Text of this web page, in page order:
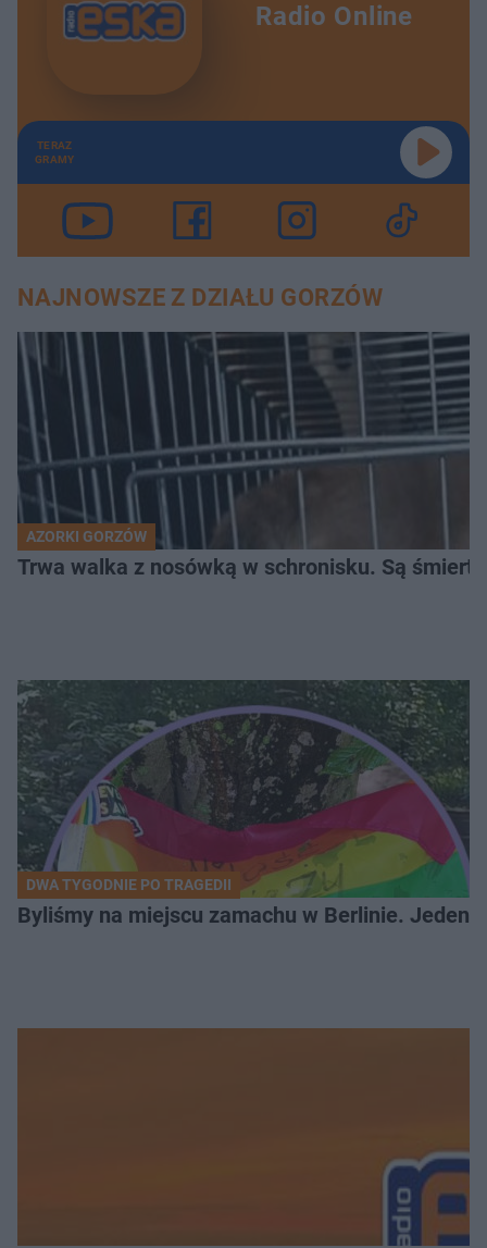
Radio Online
TERAZ
GRAMY
NAJNOWSZE Z DZIAŁU GORZÓW
AZORKI GORZÓW
Trwa walka z nosówką w schronisku. Są
DWA TYGODNIE PO TRAGEDII
Byliśmy na miejscu zamachu w Berlinie. Jeden